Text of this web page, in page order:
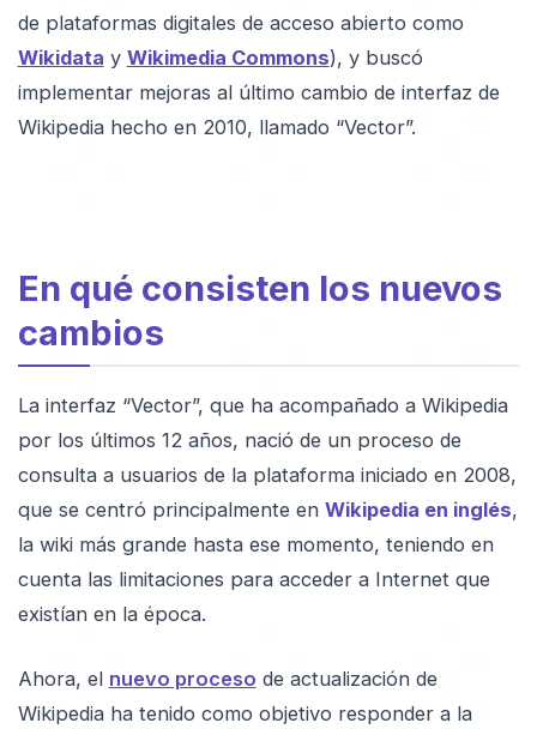
de plataformas digitales de acceso abierto como
Wikidata y Wikimedia Commons), y buscó
implementar mejoras al último cambio de interfaz de
Wikipedia hecho en 2010, llamado “Vector”.
En qué consisten los nuevos
cambios
La interfaz “Vector”, que ha acompañado a Wikipedia
por los últimos 12 años, nació de un proceso de
consulta a usuarios de la plataforma iniciado en 2008,
que se centró principalmente en Wikipedia en inglés,
la wiki más grande hasta ese momento, teniendo en
cuenta las limitaciones para acceder a Internet que
existían en la época.
Ahora, el nuevo proceso de actualización de
Wikipedia ha tenido como objetivo responder a la